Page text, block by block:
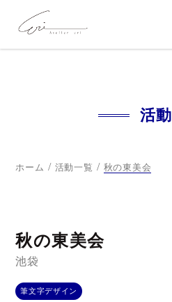
活動
ホーム / 活動一覧 / 秋の東美会
秋の東美会
池袋
筆文字デザイン